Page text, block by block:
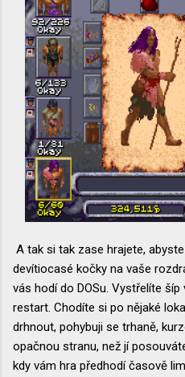
A tak si tak zase hrajete,
devítiocasé kočky na vaše
vás hodí do DOSu. Vystřelíte
restart. Chodíte si po nějaké
drhnout, pohybuji se trhaně,
opačnou stranu, než jí
kdy vám hra předhodí časově